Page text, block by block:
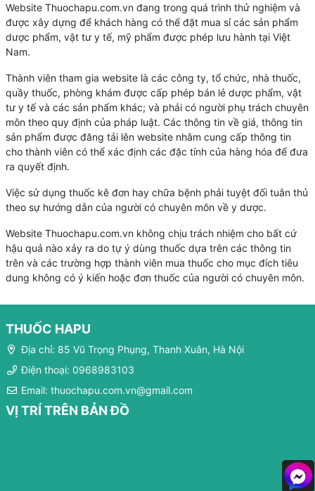
Website Thuochapu.com.vn đang trong quá trình thử nghiệm và
được xây dựng để khách hàng có thể đặt mua sỉ các sản phẩm
dược phẩm, vật tư y tế, mỹ phẩm được phép lưu hành tại Việt
Nam.
Thành viên tham gia website là các công ty, tổ chức, nhà thuốc,
quầy thuốc, phòng khám được cấp phép bán lẻ dược phẩm, vật
tư y tế và các sản phẩm khác; và phải có người phụ trách chuyên
môn theo quy định của pháp luật. Các thông tin về giá, thông tin
sản phẩm được đăng tải lên website nhằm cung cấp thông tin
cho thành viên có thể xác định các đặc tính của hàng hóa để đưa
ra quyết định.
Việc sử dụng thuốc kê đơn hay chữa bệnh phải tuyệt đối tuân thủ
theo sự hướng dẫn của người có chuyên môn về y dược.
Website Thuochapu.com.vn không chịu trách nhiệm cho bất cứ
hậu quả nào xảy ra do tự ý dùng thuốc dựa trên các thông tin
trên và các trường hợp thành viên mua thuốc cho mục đích tiêu
dung không có ý kiến hoặc đơn thuốc của người có chuyên môn.
THUỐC HAPU
Địa chỉ: 85 Vũ Trọng Phụng, Thanh Xuân, Hà Nội
Điện thoại: 0968983103
Email: thuochapu.com.vn@gmail.com
VỊ TRÍ TRÊN BẢN ĐỒ